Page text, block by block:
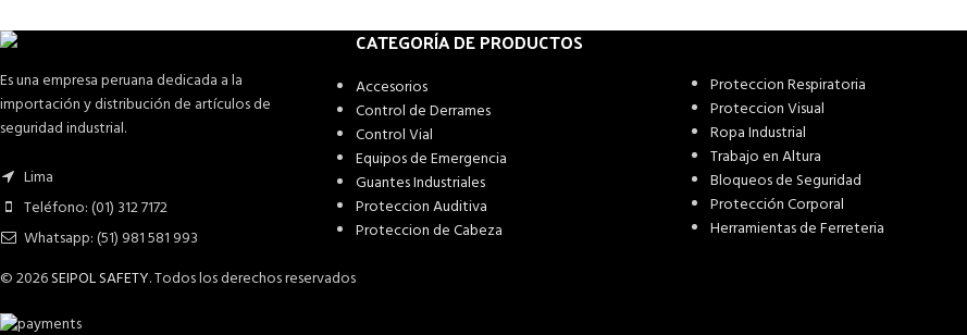
Es una empresa peruana dedicada a la
importación y distribución de artículos de
seguridad industrial.
Lima
Teléfono: (01) 312 7172
Whatsapp: (51) 981 581 993
CATEGORÍA DE PRODUCTOS
Accesorios
Control de Derrames
Control Vial
Equipos de Emergencia
Guantes Industriales
Proteccion Auditiva
Proteccion de Cabeza
Proteccion Respiratoria
Proteccion Visual
Ropa Industrial
Trabajo en Altura
Bloqueos de Seguridad
Protección Corporal
Herramientas de Ferreteria
© 2026SEIPOL SAFETY. Todos los derechos reservados